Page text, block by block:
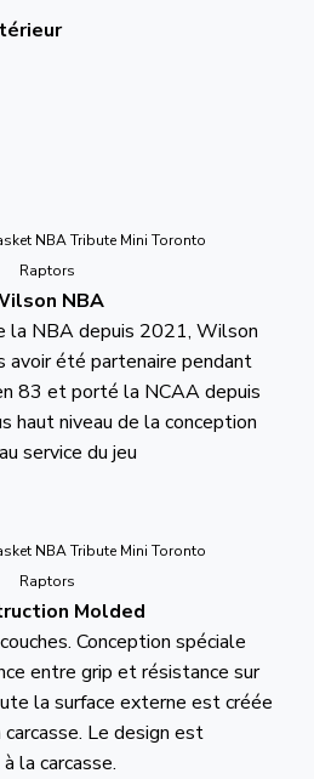
NBA
la NBA depuis 2021, Wilson
avoir été partenaire pendant
83 et porté la NCAA depuis
haut niveau de la conception
service du jeu
Molded
Conception spéciale
entre grip et résistance sur
la surface externe est créée
Le design est
la carcasse.